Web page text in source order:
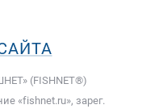
(FISHNET®)
«fishnet.ru», зарег.